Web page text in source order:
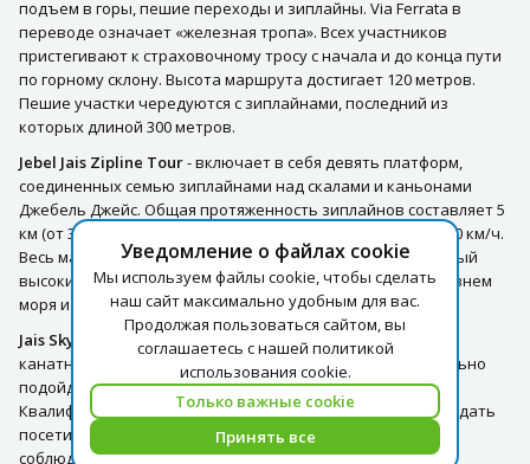
подъем в горы, пешие переходы и зиплайны. Via Ferrata в
переводе означает «железная тропа». Всех участников
пристегивают к страховочному тросу с начала и до конца пути
по горному склону. Высота маршрута достигает 120 метров.
Пешие участки чередуются с зиплайнами, последний из
которых длиной 300 метров.
Jebel Jais Zipline Tour- включает в себя девять платформ,
соединенных семью зиплайнами над скалами и каньонами
Джебель Джейс. Общая протяженность зиплайнов составляет 5
км (от 337 м до 1 км в длину), скорость полета достигает 60 км/ч.
Весь маршрут проходит по воздуху, а завершает его самый
высокий подвесной мост в ОАЭ на высоте 1250 м над уровнем
моря и 300 м над землей.
Jais Sky Maze
- новый аттракцион с рядом препятствий,
канатных дорог и подвесных мостов. Развлечение идеально
подойдет для групп до 15 человек и займет час.
Квалифицированная команда Toro Verde будет сопровождать
посетителей на протяжении всего пути и обеспечит
соблюдение самых высоких стандартов безопасности.
Уведомление о файлах cookie
Мы используем файлы cookie, чтобы сделать
наш сайт максимально удобным для вас.
Продолжая пользоваться сайтом, вы
соглашаетесь с нашей политикой
использования cookie.
Только важные cookie
Принять все